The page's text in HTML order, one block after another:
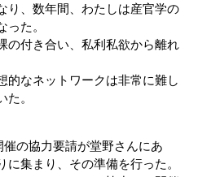
り、数年間、わたしは産官学の
た。
の付き合い、私利私欲から離れ
的なネットワークは非常に難し
た。
の協力要請が堂野さんにあ
に集まり、その準備を行った。